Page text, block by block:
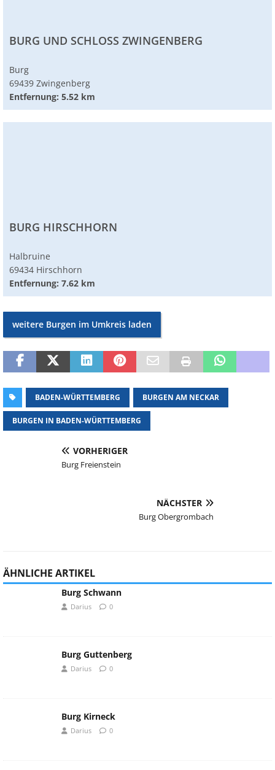
BURG UND SCHLOSS ZWINGENBERG
Burg
69439 Zwingenberg
Entfernung: 5.52 km
BURG HIRSCHHORN
Halbruine
69434 Hirschhorn
Entfernung: 7.62 km
weitere Burgen im Umkreis laden
BADEN-WÜRTTEMBERG BURGEN AM NECKAR
BURGEN IN BADEN-WÜRTTEMBERG
VORHERIGER
Burg Freienstein
NÄCHSTER
Burg Obergrombach
ÄHNLICHE ARTIKEL
Burg Schwann
Darius 0
Burg Guttenberg
Darius 0
Burg Kirneck
Darius 0